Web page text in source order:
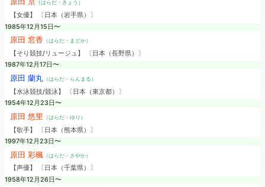
（はらだ・きょう）
【女優】 〔日本（岩手県）〕
1985年12月15日〜
原田 窓香 （はらだ・まどか）
【そり競技/リュージュ】 〔日本（長野県）〕
1987年12月17日〜
原田 蘭丸（はらだ・らんまる）
【水泳競技/競泳】 〔日本（東京都）〕
1954年12月23日〜
原田 悠里 （はらだ・ゆり）
【歌手】 〔日本（熊本県）〕
1997年12月23日〜
原田 彩楓（はらだ・さやか）
【声優】 〔日本（千葉県）〕
1958年12月26日〜